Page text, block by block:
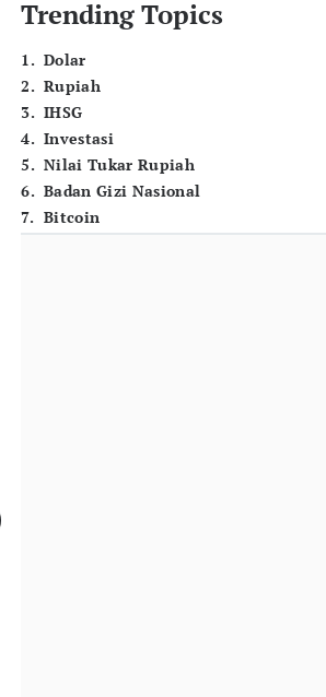
Trending Topics
1. Dolar
2. Rupiah
3. IHSG
4. Investasi
5. Nilai Tukar Rupiah
6. Badan Gizi Nasional
7. Bitcoin